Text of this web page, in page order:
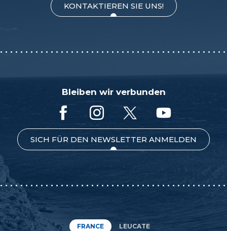
KONTAKTIEREN SIE UNS!
Bleiben wir verbunden
SICH FÜR DEN NEWSLETTER ANMELDEN
FRANCE LEUCATE